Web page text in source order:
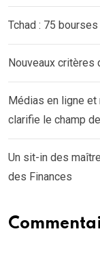
Tchad : 75
Nouveaux critères
Médias en ligne et
clarifie le champ
Un sit-in des
des Finances